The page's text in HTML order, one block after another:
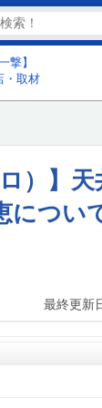
撃】
・取材
）】
につい
最終更新